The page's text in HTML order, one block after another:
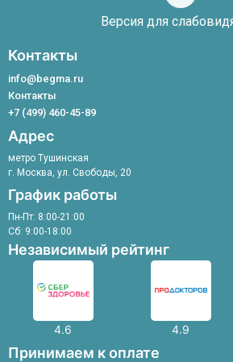
Терапевтический ангиогенез
Лечение сосудистых звездочек
Ортопед-травматолог
Уролог
Флеболог
Эндокринолог
Версия для
Контакты
info@begma.ru
Контакты
+7 (499) 460-45-89
Адрес
метро Тушинская
г. Москва, ул. Свободы, 20
График работы
Пн-Пт: 8:00-21:00
Сб: 9:00-18:00
Независимый рейтинг
4.6 4.9
Принимаем к оплате